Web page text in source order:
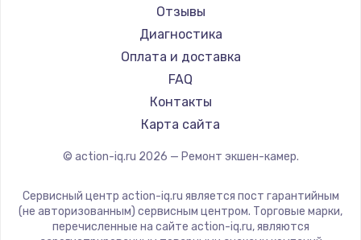
Заказать
Замена сигнальной лампы
1200 руб.
Заказать
1500 руб.
Заказать
Замена температурного датчика
Отзывы
Диагностика
Оплата и доставка
FAQ
Контакты
Карта сайта
© action-iq.ru 2026 — Ремонт экшен-камер.
Сервисный центр action-iq.ru является пост гарантийным
(не авторизованным) сервисным центром. Торговые марки,
перечисленные на сайте action-iq.ru, являются